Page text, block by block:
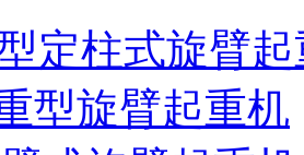
定柱式旋臂
型旋臂起重机